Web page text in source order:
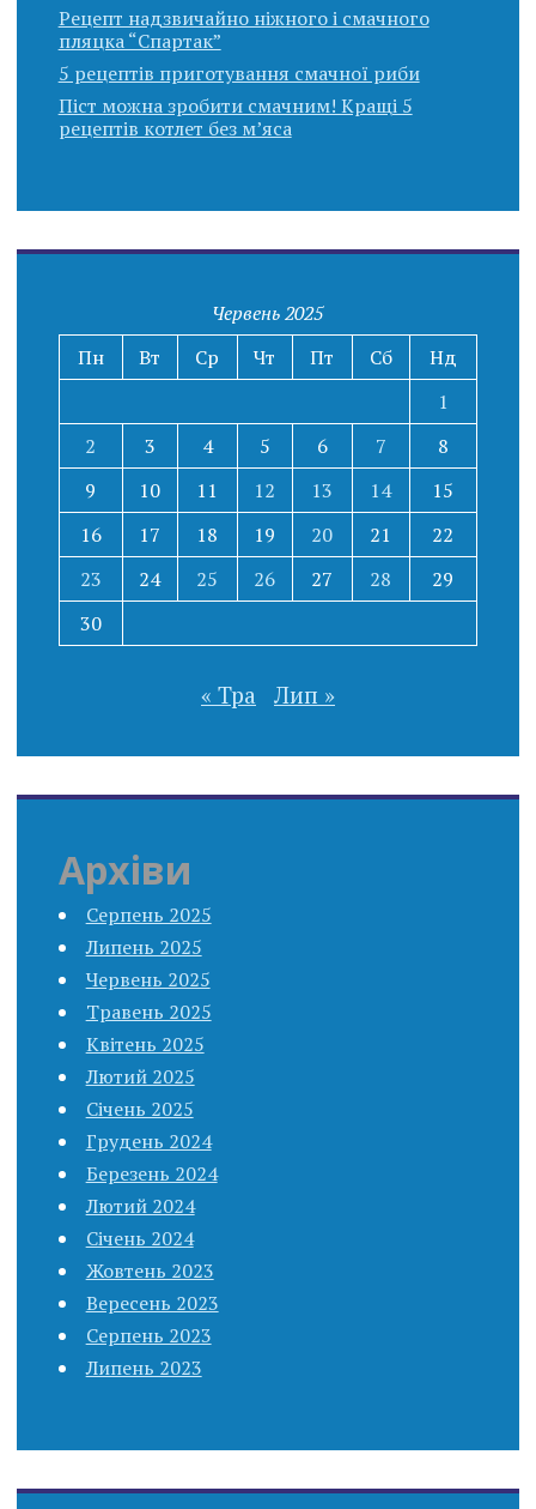
Рецепт надзвичайно ніжного і смачного
пляцка “Спартак”
5 рецептів приготування смачної риби
Піст можна зробити смачним! Кращі 5
рецептів котлет без м’яса
Червень 2025
Пн
Вт Ср Чт Пт Сб
Нд
1
2
3 4 5 6 7
8
9
10 11 12 13 14
15
16
17 18 19 20 21
22
23
24 25 26 27 28
29
30
« Тра Лип »
Архіви
Серпень 2025
Липень 2025
Червень 2025
Травень 2025
Квітень 2025
Лютий 2025
Січень 2025
Грудень 2024
Березень 2024
Лютий 2024
Січень 2024
Жовтень 2023
Вересень 2023
Серпень 2023
Липень 2023